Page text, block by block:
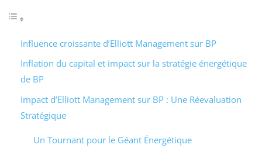
Influence croissante d’Elliott Management sur BP
Inflation du capital et impact sur la stratégie énergétique
de BP
Impact d’Elliott Management sur BP : Une Réevaluation
Stratégique
Un Tournant pour le Géant Énergétique